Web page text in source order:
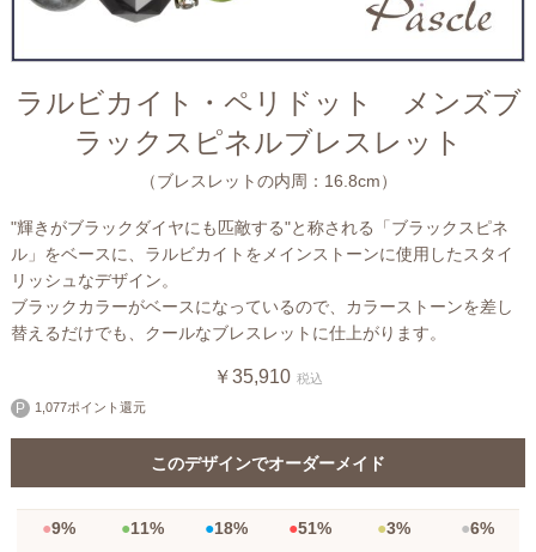
ラルビカイト・ペリドット メンズブ
ラックスピネルブレスレット
（ブレスレットの内周：16.8cm）
"輝きがブラックダイヤにも匹敵する"と称される「ブラックスピネ
ル」をベースに、ラルビカイトをメインストーンに使用したスタイ
リッシュなデザイン。
ブラックカラーがベースになっているので、カラーストーンを差し
替えるだけでも、クールなブレスレットに仕上がります。
￥35,910 税込
1,077ポイント還元
このデザインでオーダーメイド
9% 11% 18% 51% 3%
6%